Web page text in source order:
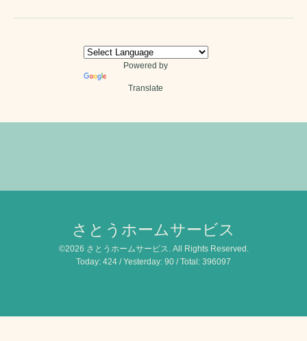
Powered by
Translate
さとうホームサービス
©2026 さとうホームサービス . All Rights Reserved.
Today: 424 / Yesterday: 90 / Total: 396097